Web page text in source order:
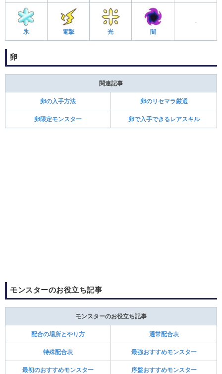
氷 電撃 光 闇
-
卵
関連記事
卵の入手方法 卵のリセマラ厳選
卵限定モンスター 卵で入手できるレアスキル
モンスターのお役立ち記事
モンスターのお役立ち記事
配合の場所とやり方 通常配合表
特殊配合表 最強おすすめモンスター
最初のおすすめモンスター 序盤おすすめモンスター